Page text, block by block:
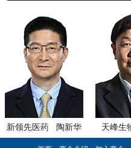
陶新华 天峰生物 姬彦峰